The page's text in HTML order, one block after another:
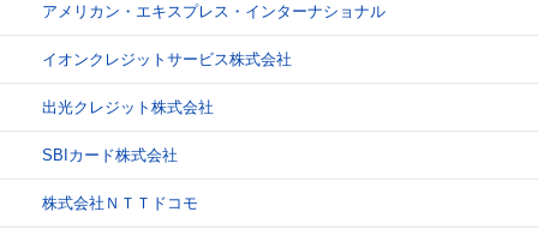
アメリカン・エキスプレス・インターナショナル
イオンクレジットサービス株式会社
出光クレジット株式会社
SBIカード株式会社
株式会社ＮＴＴドコモ